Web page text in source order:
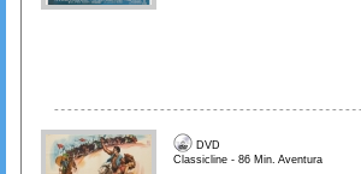
DVD
Classicline - 86 Min. Aventura